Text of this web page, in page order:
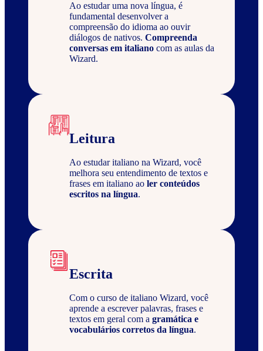
Ao estudar uma nova língua, é
fundamental desenvolver a
compreensão do idioma ao ouvir
diálogos de nativos. Compreenda
conversas em italiano com as aulas da
Wizard.
Leitura
Ao estudar italiano na Wizard, você
melhora seu entendimento de textos e
frases em italiano ao ler conteúdos
escritos na língua.
Escrita
Com o curso de italiano Wizard, você
aprende a escrever palavras, frases e
textos em geral com a gramática e
vocabulários corretos da língua.